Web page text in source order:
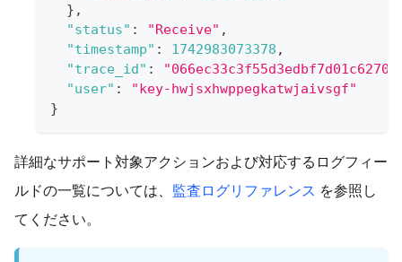
} ,
"status" : "Receive" ,
"timestamp" : 1742983073378 ,
"trace_id" :
"user" :
"key-hwjsxhwppegkatwjaivsgf"
}
詳細なサポート対象アクションおよび対応するログフィー
ルドの一覧については、 監査ログリファレンス を参照し
てください。